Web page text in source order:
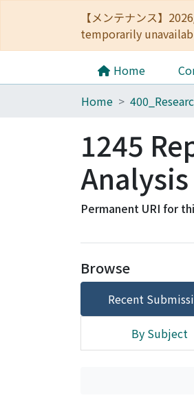
【メンテナンス】
temporarily
Home
Home
1245
Permanent URI for
Browse
Recent
By Subject